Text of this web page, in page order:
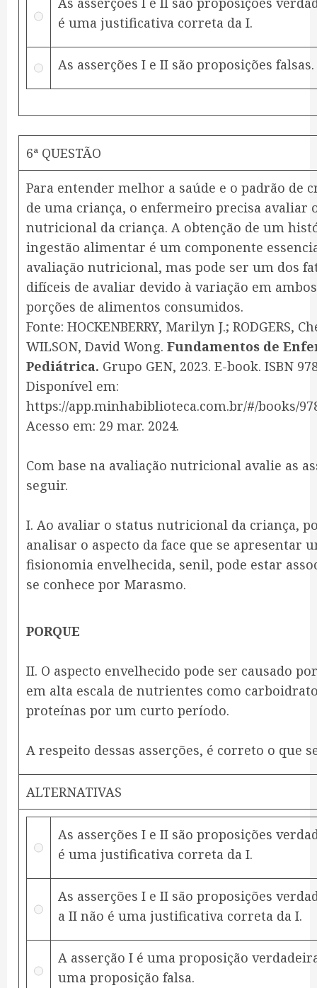
é uma justificativa correta da I.
As asserções I e II são proposições falsas.
6ª QUESTÃO
Para entender melhor a saúde e o padrão de
de uma criança, o enfermeiro precisa avaliar
nutricional da criança. A obtenção de um
ingestão alimentar é um componente
avaliação nutricional, mas pode ser um dos
difíceis de avaliar devido à variação em
porções de alimentos consumidos.
Fonte: HOCKENBERRY, Marilyn J.; RODGERS,
WILSON, David Wong. Fundamentos de
Pediátrica. Grupo GEN, 2023. E-book. ISBN
Disponível em:
https://app.minhabiblioteca.com.br/#/books/
Acesso em: 29 mar. 2024.
Com base na avaliação nutricional avalie as
seguir.
I. Ao avaliar o status nutricional da criança,
analisar o aspecto da face que se apresentar
fisionomia envelhecida, senil, pode estar
se conhece por Marasmo.
PORQUE
II. O aspecto envelhecido pode ser causado
em alta escala de nutrientes como
proteínas por um curto período.
A respeito dessas asserções, é correto o que
ALTERNATIVAS
As asserções I e II são proposições
é uma justificativa correta da I.
As asserções I e II são proposições
a II não é uma justificativa correta da I.
A asserção I é uma proposição
uma proposição falsa.